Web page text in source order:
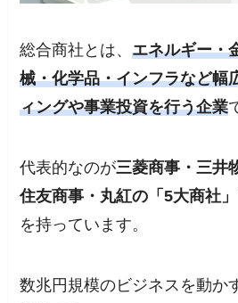
総合商社とは、エネルギー・
械・化学品・インフラなど幅
ィングや事業投資を行う企業
代表的なのが三菱商事・三井
住友商事・丸紅の「5大商社」
を持っています。
数兆円規模のビジネスを動か